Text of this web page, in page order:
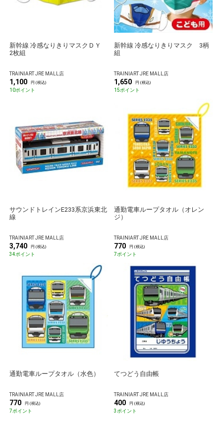
新幹線 冷感なりきりマスクＤＹ
2枚組
TRAINIART JRE MALL店
1,100 円 (税込)
10ポイント
新幹線 冷感なりきりマスク 3柄
組
TRAINIART JRE MALL店
1,650 円 (税込)
15ポイント
サウンドトレインE233系京浜東北
線
TRAINIART JRE MALL店
3,740 円 (税込)
34ポイント
通勤電車ループタオル（オレン
ジ）
TRAINIART JRE MALL店
770 円 (税込)
7ポイント
通勤電車ループタオル（水色）
TRAINIART JRE MALL店
770 円 (税込)
7ポイント
てつどう自由帳
TRAINIART JRE MALL店
400 円 (税込)
3ポイント